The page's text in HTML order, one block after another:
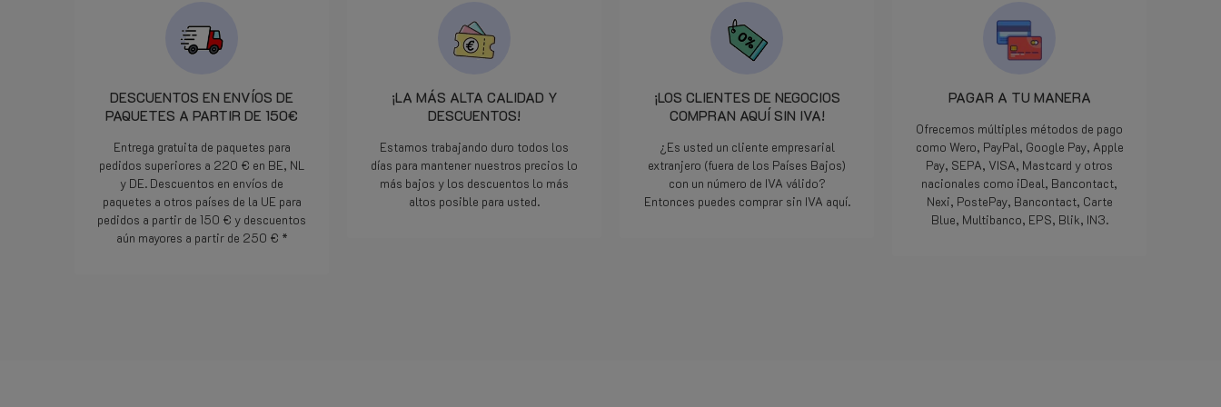
servizio degno di segnalazione.
In pratica cortesia efficienza ed
we zijn allemaal maar
manier opgelost word...
geweldig, nog nooit
meegemaakt met een
Doe zo voort jongens, jullie
die 5 sterren meer dan
Bedankt.
DESCUENTOS EN ENVÍOS DE
PAQUETES A PARTIR DE 150€
Entrega gratuita de paquetes para
pedidos superiores a 220 € en BE, NL
y DE. Descuentos en envíos de
paquetes a otros países de la UE para
pedidos a partir de 150 € y descuentos
aún mayores a partir de 250 € *
¡LA MÁS ALTA CALIDAD Y
DESCUENTOS!
Estamos trabajando duro todos los
días para mantener nuestros precios lo
más bajos y los descuentos lo más
altos posible para usted.
¡LOS CLIENTES DE NEGOCIOS
COMPRAN AQUÍ SIN IVA!
¿Es usted un cliente empresarial
extranjero (fuera de los Países Bajos)
con un número de IVA válido?
Entonces puedes comprar sin IVA aquí.
PAGAR A TU MANERA
Ofrecemos múltiples métodos de pago
como Wero, PayPal, Google Pay, Apple
Pay, SEPA, VISA, Mastcard y otros
nacionales como iDeal, Bancontact,
Nexi, PostePay, Bancontact, Carte
Blue, Multibanco, EPS, Blik, IN3.